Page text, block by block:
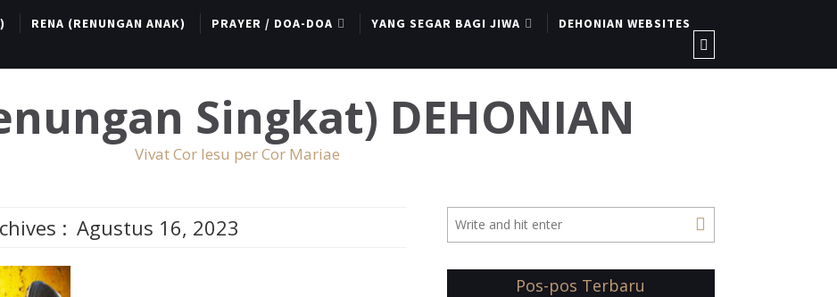
RENA (RENUNGAN ANAK) PRAYER / DOA-DOA YANG SEGAR BAGI JIWA DEHONIAN WEBSITES
Singkat) DEHONIAN
Vivat Cor Iesu per Cor Mariae
: Agustus 16, 2023
Pos-pos Terbaru